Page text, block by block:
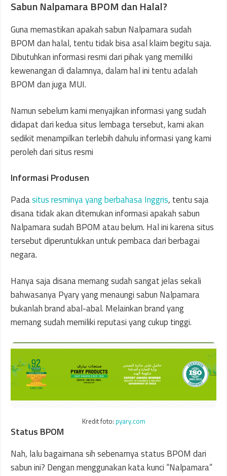
Sabun Nalpamara BPOM dan Halal?
Guna memastikan apakah sabun Nalpamara sudah
BPOM dan halal, tentu tidak bisa asal klaim begitu saja.
Dibutuhkan informasi resmi dari pihak yang memiliki
kewenangan di dalamnya, dalam hal ini tentu adalah
BPOM dan juga MUI.
Namun sebelum kami menyajikan informasi yang sudah
didapat dari kedua situs lembaga tersebut, kami akan
sedikit menampilkan terlebih dahulu informasi yang kami
peroleh dari situs resmi
Informasi Produsen
Padasitus resminya yang berbahasa Inggris, tentu saja
disana tidak akan ditemukan informasi apakah sabun
Nalpamara sudah BPOM atau belum. Hal ini karena situs
tersebut diperuntukkan untuk pembaca dari berbagai
negara.
Hanya saja disana memang sudah sangat jelas sekali
bahwasanya Pyary yang menaungi sabun Nalpamara
bukanlah brand abal-abal. Melainkan brand yang
memang sudah memiliki reputasi yang cukup tinggi.
Kredit foto: pyary.com
Status BPOM
Nah, lalu bagaimana sih sebenarnya status BPOM dari
sabun ini? Dengan menggunakan kata kunci “Nalpamara”